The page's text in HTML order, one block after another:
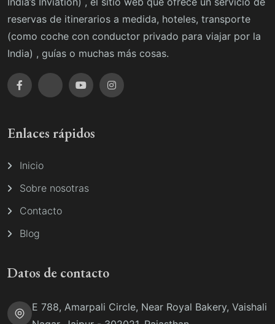
reservas de itinerarios a medida, hoteles, transporte
(como coche con conductor privado para viajar por la
India) , guías o muchas más cosas.
Enlaces rápidos
Inicio
Sobre nosotras
Contacto
Blog
Datos de contacto
E 788, Amarpali Circle, Near Royal Bakery, Vaishali